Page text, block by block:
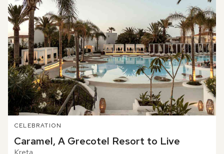
CELEBRATION
Caramel, A Grecotel Resort to Live